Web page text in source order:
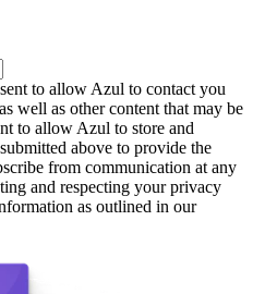
to allow Azul to contact you
well as other content that may be
to allow Azul to store and
above to provide the
from communication at any
and respecting your privacy
as outlined in our